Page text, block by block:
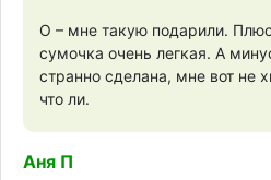
О – мне такую подарили.
сумочка очень легкая. А
странно сделана, мне вот не
что ли.
Аня П